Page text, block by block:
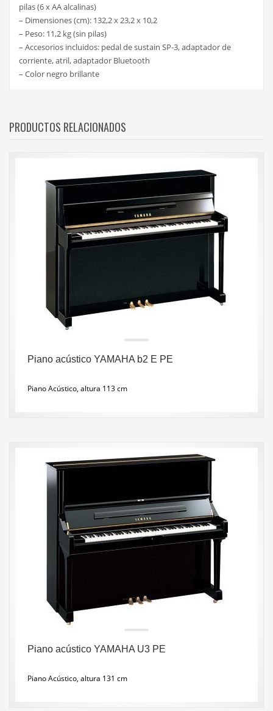
pilas (6 x AA alcalinas)
– Dimensiones (cm): 132,2 x 23,2 x 10,2
– Peso: 11,2 kg (sin pilas)
– Accesorios incluidos: pedal de sustain SP-3, adaptador de
corriente, atril, adaptador Bluetooth
– Color negro brillante
PRODUCTOS RELACIONADOS
Piano acústico YAMAHA b2 E PE
Piano Acústico, altura 113 cm
Piano acústico YAMAHA U3 PE
Piano Acústico, altura 131 cm